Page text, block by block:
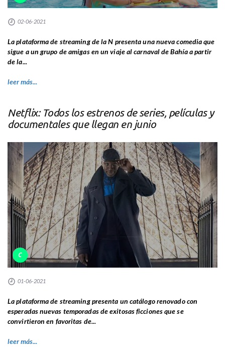
02-06-2021
La plataforma de streaming de la N presenta una nueva comedia que
sigue a un grupo de amigas en un viaje al carnaval de Bahía a partir
de la...
leer más...
Netflix: Todos los estrenos de series, películas y
documentales que llegan en junio
C
01-06-2021
La plataforma de streaming presenta un catálogo renovado con
esperadas nuevas temporadas de exitosas ficciones que se
convirtieron en favoritas de...
leer más...